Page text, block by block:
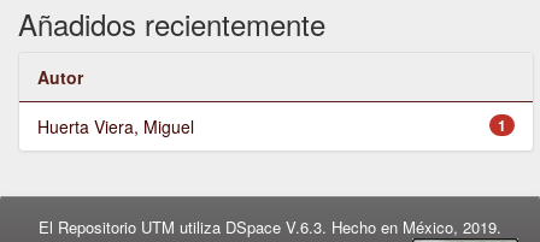
Añadidos recientemente
Autor
1
Huerta Viera, Miguel
El Repositorio UTM utiliza DSpace V.6.3. Hecho en México, 2019.